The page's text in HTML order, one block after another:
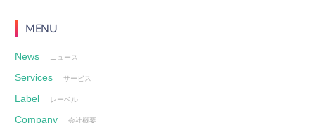
MENU
News ニュース
Services サービス
Label レーベル
Company 会社概要